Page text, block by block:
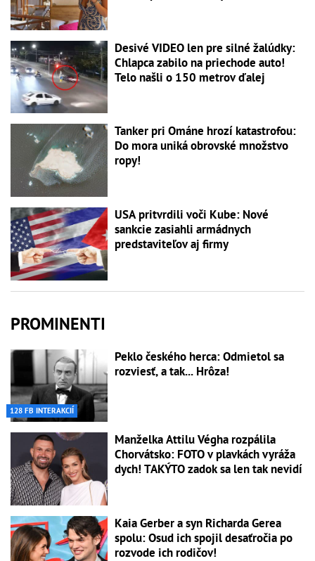
Desivé VIDEO len pre silné žalúdky:
Chlapca zabilo na priechode auto!
Telo našli o 150 metrov ďalej
Tanker pri Ománe hrozí katastrofou:
Do mora uniká obrovské množstvo
ropy!
USA pritvrdili voči Kube: Nové
sankcie zasiahli armádnych
predstaviteľov aj firmy
PROMINENTI
128 FB INTERAKCIÍ
Peklo českého herca: Odmietol sa
rozviesť, a tak... Hrôza!
Manželka Attilu Végha rozpálila
Chorvátsko: FOTO v plavkách vyráža
dych! TAKÝTO zadok sa len tak nevidí
Kaia Gerber a syn Richarda Gerea
spolu: Osud ich spojil desaťročia po
rozvode ich rodičov!